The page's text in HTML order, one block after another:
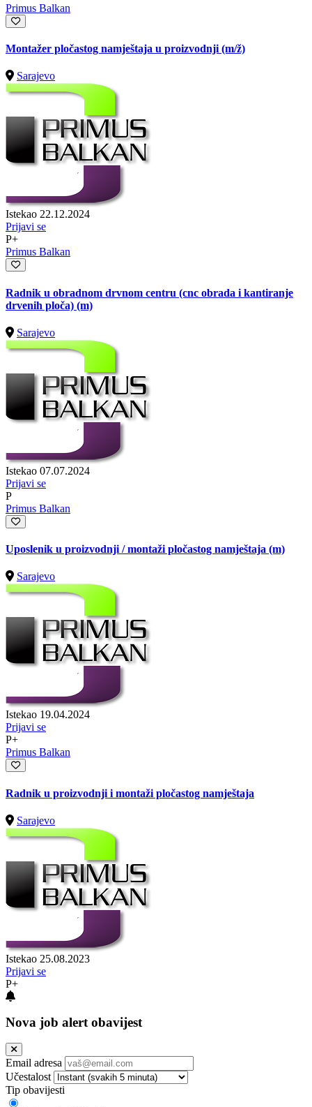
Primus Balkan
Montažer pločastog namještaja u proizvodnji (m/ž)
Sarajevo
Istekao 22.12.2024
Prijavi se
P+
Primus Balkan
Radnik u obradnom drvnom centru (cnc obrada i kantiranje
drvenih ploča) (m)
Sarajevo
Istekao 07.07.2024
Prijavi se
P
Primus Balkan
Uposlenik u proizvodnji / montaži pločastog namještaja (m)
Sarajevo
Istekao 19.04.2024
Prijavi se
P+
Primus Balkan
Radnik u proizvodnji i montaži pločastog namještaja
Sarajevo
Istekao 25.08.2023
Prijavi se
P+
Nova job alert obavijest
Email adresa
Učestalost
Tip obavijesti